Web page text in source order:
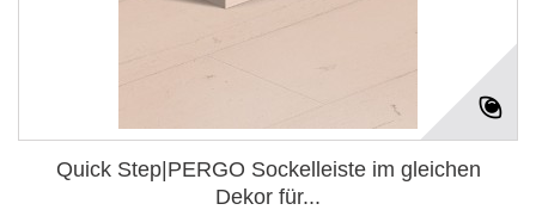
Quick Step|PERGO Sockelleiste im gleichen
Dekor für...